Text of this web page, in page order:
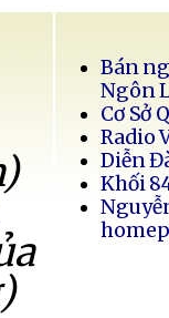
Bán
Ngôn
Cơ Sở
Radio
Diễn
Khối